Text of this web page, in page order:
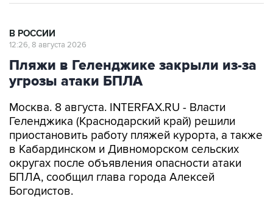
В РОССИИ
12:26, 8 августа 2026
Пляжи в Геленджике закрыли из-за
угрозы атаки БПЛА
Москва. 8 августа. INTERFAX.RU - Власти
Геленджика (Краснодарский край) решили
приостановить работу пляжей курорта, а также
в Кабардинском и Дивноморском сельских
округах после объявления опасности атаки
БПЛА, сообщил глава города Алексей
Богодистов.